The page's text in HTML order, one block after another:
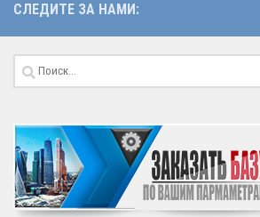
СЛЕДИТЕ ЗА НАМИ:
Найти: